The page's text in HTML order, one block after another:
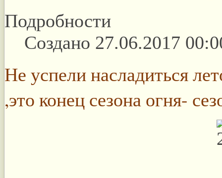
Подробности
Создано 27.06.2017
Не успели насладиться
,это конец сезона огня-